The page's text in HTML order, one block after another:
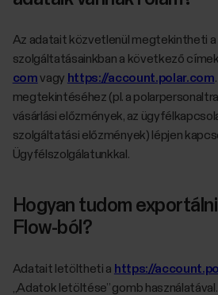
Az adatait közvetlenül megtekintheti
szolgáltatásainkban a következő
comvagy https://account.polar.com
megtekintéséhez (pl. a
vásárlási előzmények, az
szolgáltatási előzmények) lépjen
Ügyfélszolgálatunkkal.
Hogyan tudom
Flow-ból?
Adatait letöltheti a https://
„Adatok letöltése” gomb